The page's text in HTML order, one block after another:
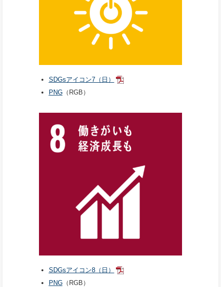
SDGsアイコン7（日）
PNG（RGB）
SDGsアイコン8（日）
PNG（RGB）